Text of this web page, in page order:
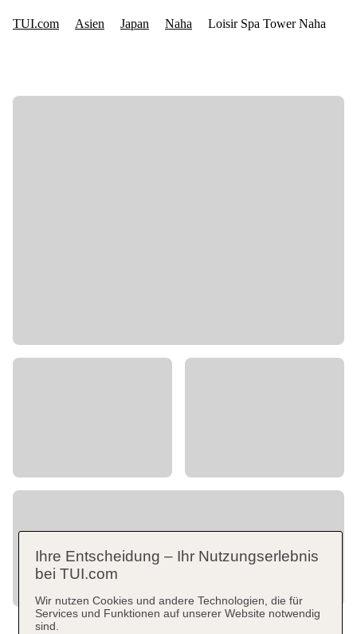
Ihre Entscheidung – Ihr Nutzungserlebnis
bei TUI.com
Wir nutzen Cookies und andere Technologien, die für
Services und Funktionen auf unserer Website notwendig
sind.